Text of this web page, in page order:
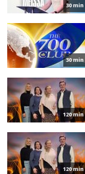
30 min
30 min
120 min
120 min